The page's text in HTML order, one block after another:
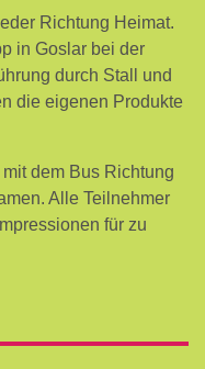
Richtung Heimat.
in Goslar bei der
durch Stall und
die eigenen Produkte
dem Bus Richtung
Alle Teilnehmer
für zu